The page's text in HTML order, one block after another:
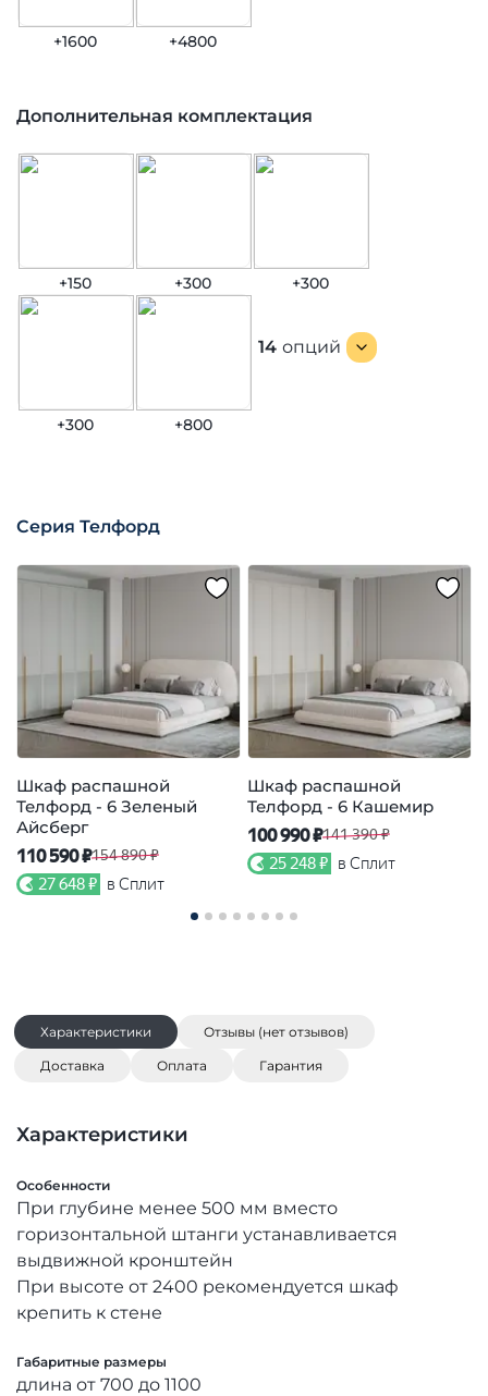
+1600 +4800
Дополнительная комплектация
+150 +300 +300
+300 +800
14 опций
Серия Телфорд
Шкаф распашной
Телфорд - 6 Зеленый
Айсберг
110 590 ₽154 890 ₽
27 648 ₽ в Сплит
Шкаф распашной
Телфорд - 6 Кашемир
100 990 ₽141 390 ₽
25 248 ₽ в Сплит
Характеристики Отзывы (нет отзывов)
Доставка Оплата Гарантия
Характеристики
Особенности
При глубине менее 500 мм вместо
горизонтальной штанги устанавливается
выдвижной кронштейн
При высоте от 2400 рекомендуется шкаф
крепить к стене
Габаритные размеры
длина от 700 до 1100